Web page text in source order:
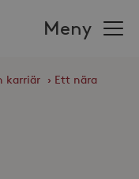
Meny
karriär › Ett nära